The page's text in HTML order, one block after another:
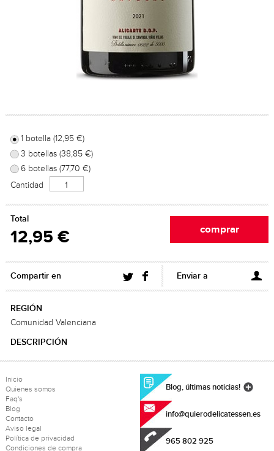
1 botella (12,95 €)
3 botellas (38,85 €)
6 botellas (77,70 €)
Cantidad
Total
12,95 €
Compartir en Enviar a
REGIÓN
Comunidad Valenciana
DESCRIPCIÓN
Inicio
Quienes somos
Faq's
Blog
Contacto
Aviso legal
Política de privacidad
Condiciones de compra
Blog, últimas noticias!
info@quierodelicatessen.es
965 802 925